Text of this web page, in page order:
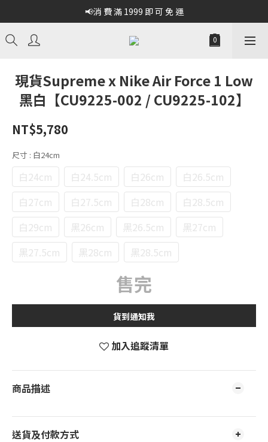
📢消 費 滿 1999 即 可 免 運
現貨Supreme x Nike Air Force 1 Low
黑白【CU9225-002 / CU9225-102】
NT$5,780
尺寸 : 白24cm
白24cm 白24.5cm 白26cm
白26.5cm
白27cm
白27.5cm 白28cm
白28.5cm
白29cm
黑26cm 黑26.5cm
黑27cm
黑27.5cm
黑28cm 黑28.5cm
售完
貨到通知我
加入追蹤清單
商品描述
送貨及付款方式